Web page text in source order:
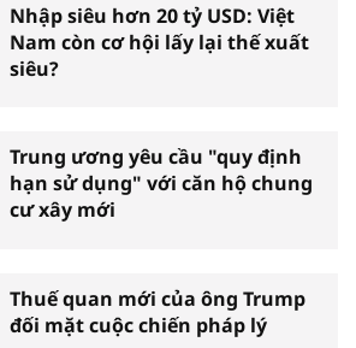
Nhập siêu hơn 20 tỷ USD: Việt
Nam còn cơ hội lấy lại thế xuất
siêu?
Trung ương yêu cầu "quy định
hạn sử dụng" với căn hộ chung
cư xây mới
Thuế quan mới của ông Trump
đối mặt cuộc chiến pháp lý